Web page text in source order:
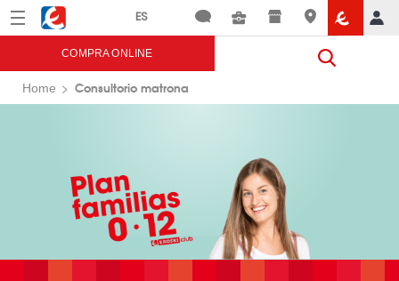
Menú Eroski
COMPRA ONLINE
Home Consultorio matrona